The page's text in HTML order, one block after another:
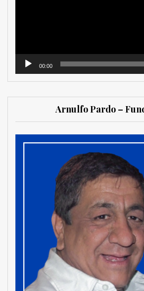
00:00
Arnulfo Pardo –